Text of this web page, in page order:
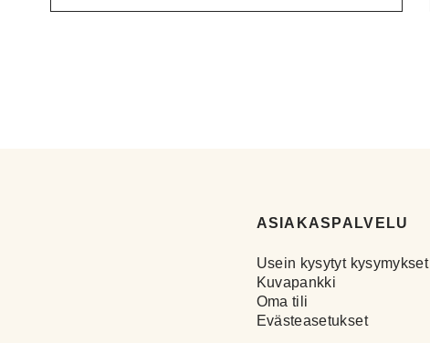
ASIAKASPALVELU
Usein kysytyt kysymykset
Kuvapankki
Oma tili
Evästeasetukset